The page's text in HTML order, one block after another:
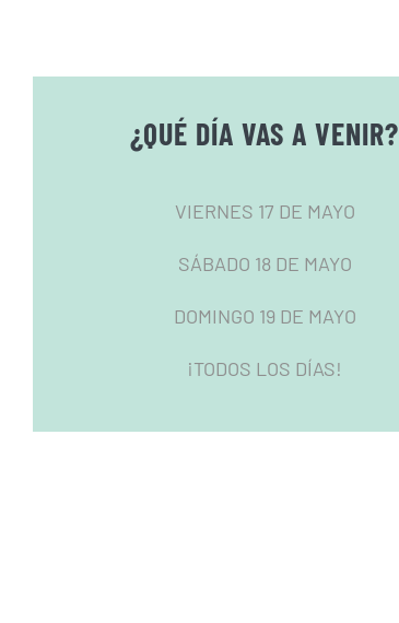
¿QUÉ DÍA VAS A VENIR?
VIERNES 17 DE MAYO
SÁBADO 18 DE MAYO
DOMINGO 19 DE MAYO
¡TODOS LOS DÍAS!